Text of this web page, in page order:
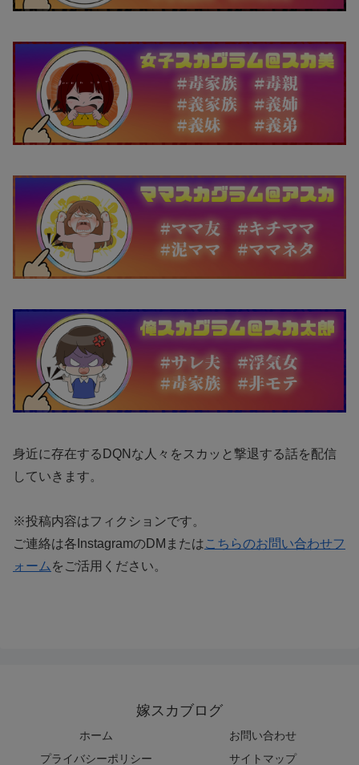
身近に存在するDQNな人々をスカッと撃退する話を配信
していきます。
※投稿内容はフィクションです。
ご連絡は各InstagramのDMまたはこちらのお問い合わせフ
ォーム をご活用ください。
嫁スカブログ
ホーム
お問い合わせ
プライバシーポリシー
サイトマップ